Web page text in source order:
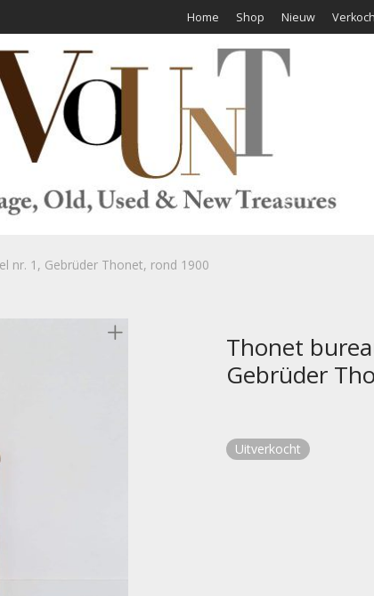
Home Shop Nieuw
nr. 1, Gebrüder Thonet, rond 1900
Thonet
Gebrüder
Uitverkocht